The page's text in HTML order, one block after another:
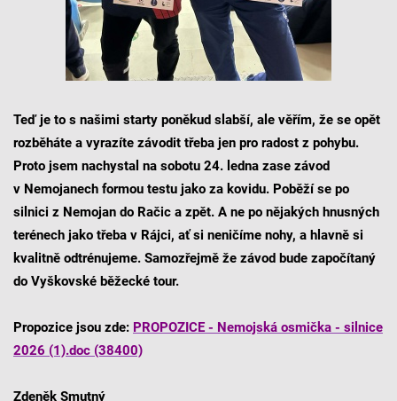
Teď je to s našimi starty poněkud slabší, ale věřím, že se opět
rozběháte a vyrazíte závodit třeba jen pro radost z pohybu.
Proto jsem nachystal na sobotu 24. ledna zase závod
v Nemojanech formou testu jako za kovidu. Poběží se po
silnici z Nemojan do Račic a zpět. A ne po nějakých hnusných
terénech jako třeba v Rájci, ať si neničíme nohy, a hlavně si
kvalitně odtrénujeme. Samozřejmě že závod bude započítaný
do Vyškovské běžecké tour.
Propozice jsou zde: PROPOZICE - Nemojská osmička - silnice
2026 (1).doc (38400)
Zdeněk Smutný